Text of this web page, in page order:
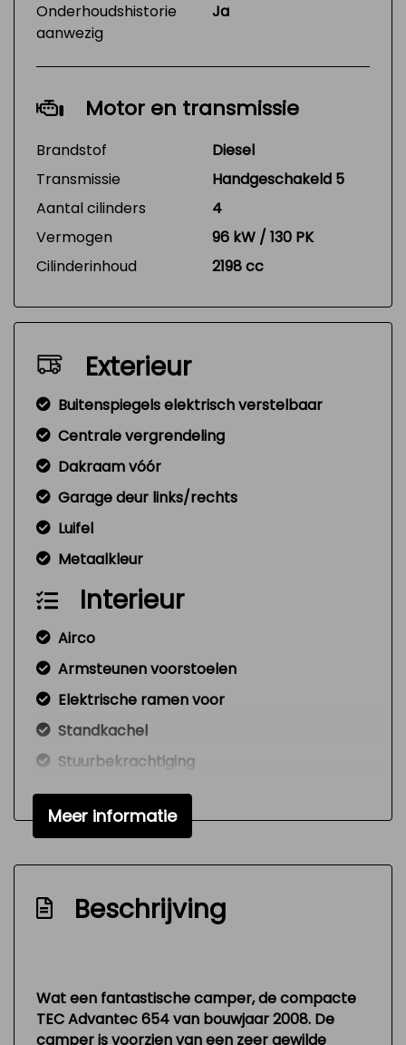
Onderhoudshistorie
aanwezig
Ja
Motor en transmissie
Brandstof
Diesel
Transmissie
Handgeschakeld 5
Aantal cilinders
4
Vermogen
96 kW / 130 PK
Cilinderinhoud
2198 cc
Exterieur
Buitenspiegels elektrisch verstelbaar
Centrale vergrendeling
Dakraam vóór
Garage deur links/rechts
Luifel
Metaalkleur
Interieur
Airco
Armsteunen voorstoelen
Elektrische ramen voor
Standkachel
Stuurbekrachtiging
Overige
Anti blokkeer systeem
Bestuurdersairbag
Meer informatie
Beschrijving
Wat een fantastische camper, de compacte
TEC Advantec 654 van bouwjaar 2008. De
camper is voorzien van een zeer gewilde